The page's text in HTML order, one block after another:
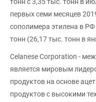
первых семи месяцев
сополимера этилена в РФ
тонн (26,17 тыс. тонн в
Celanese Corporation -
является мировым
продуктов на основе
продуктов с высокими